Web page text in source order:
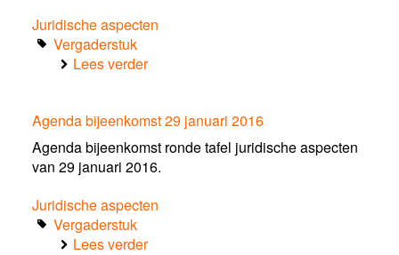
Juridische aspecten
Vergaderstuk
Lees verderover
privacy
Agenda bijeenkomst 29 januari 2016
Agenda bijeenkomst ronde tafel juridische aspecten
van 29 januari 2016.
Juridische aspecten
Vergaderstuk
Lees verderover